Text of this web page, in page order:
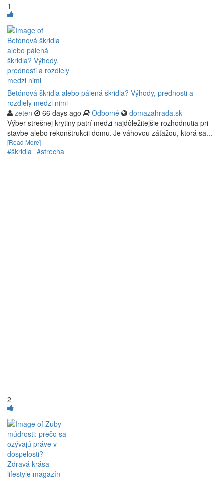
1
Betónová škridla alebo pálená škridla? Výhody, prednosti a
rozdiely medzi nimi
zeten
66 days ago Odborné
domazahrada.sk
Výber strešnej krytiny patrí medzi najdôležitejšie rozhodnutia pri
stavbe alebo rekonštrukcii domu. Je váhovou záťažou, ktorá sa...
[Read More]
#škridla #strecha
2